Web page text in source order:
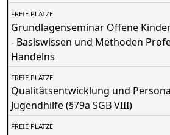
FREIE PLÄTZE
Grundlagenseminar Offene
- Basiswissen und Methoden
Handelns
FREIE PLÄTZE
Qualitätsentwicklung und
Jugendhilfe (§79a SGB VIII)
FREIE PLÄTZE